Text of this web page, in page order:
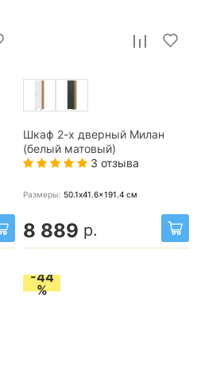
Шкаф 2-х дверный Милан
(белый матовый)
3 отзыва
Размеры: 50.1x41.6x191.4 см
8 889 р.
-44
%